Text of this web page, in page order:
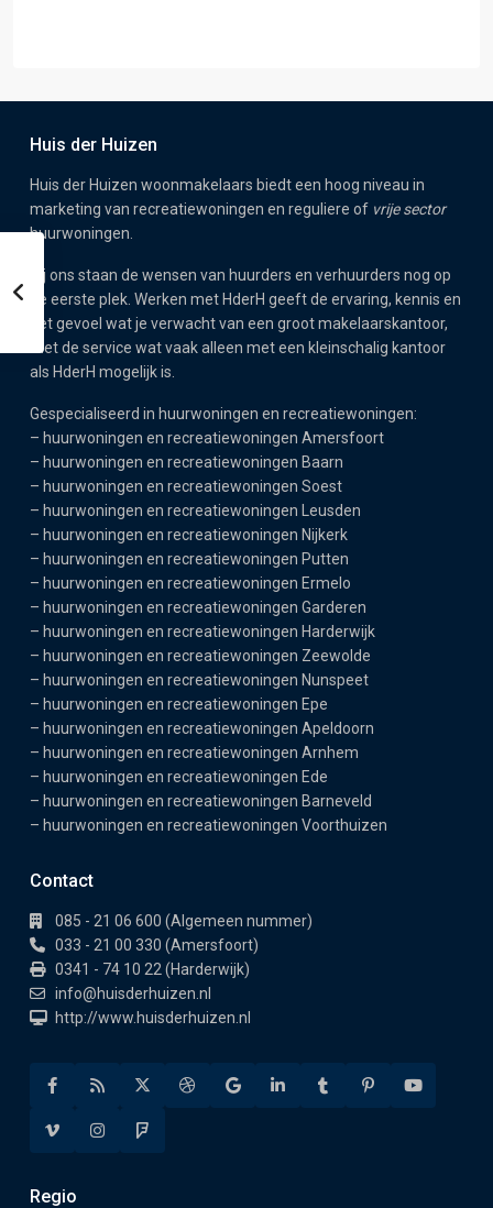
Huis der Huizen
Huis der Huizen woonmakelaars biedt een hoog niveau in
marketing van recreatiewoningen en reguliere of vrije sector
huurwoningen.
Bij ons staan de wensen van huurders en verhuurders nog op
de eerste plek. Werken met HderH geeft de ervaring, kennis en
het gevoel wat je verwacht van een groot makelaarskantoor,
met de service wat vaak alleen met een kleinschalig kantoor
als HderH mogelijk is.
Gespecialiseerd in huurwoningen en recreatiewoningen:
– huurwoningen en recreatiewoningen Amersfoort
– huurwoningen en recreatiewoningen Baarn
– huurwoningen en recreatiewoningen Soest
– huurwoningen en recreatiewoningen Leusden
– huurwoningen en recreatiewoningen Nijkerk
– huurwoningen en recreatiewoningen Putten
– huurwoningen en recreatiewoningen Ermelo
– huurwoningen en recreatiewoningen Garderen
– huurwoningen en recreatiewoningen Harderwijk
– huurwoningen en recreatiewoningen Zeewolde
– huurwoningen en recreatiewoningen Nunspeet
– huurwoningen en recreatiewoningen Epe
– huurwoningen en recreatiewoningen Apeldoorn
– huurwoningen en recreatiewoningen Arnhem
– huurwoningen en recreatiewoningen Ede
– huurwoningen en recreatiewoningen Barneveld
– huurwoningen en recreatiewoningen Voorthuizen
Contact
085 - 21 06 600 (Algemeen nummer)
033 - 21 00 330 (Amersfoort)
0341 - 74 10 22 (Harderwijk)
info@huisderhuizen.nl
http://www.huisderhuizen.nl
Regio